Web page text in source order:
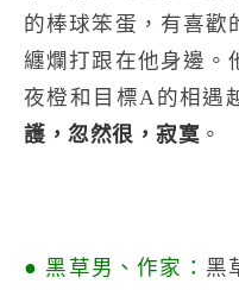
的棒球笨蛋，有喜歡
纏爛打跟在他身邊。
夜橙和目標A的相遇
護，忽然很，寂寞 。
● 黑草男、作家： 黑